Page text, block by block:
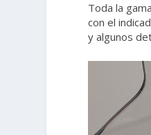
Toda la
con el
y algunos